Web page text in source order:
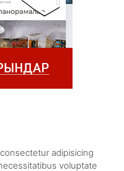
adipisicing
voluptate